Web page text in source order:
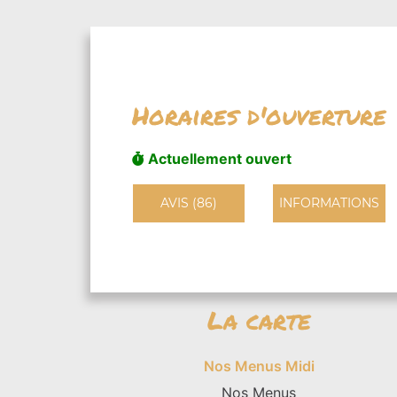
Horaires d'ouverture
Actuellement ouvert
AVIS (86) INFORMATIONS
La carte
Nos Menus Midi
Nos Menus